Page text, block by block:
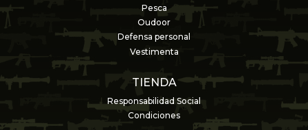
Pesca
Oudoor
Defensa personal
Vestimenta
TIENDA
Responsabilidad Social
Condiciones